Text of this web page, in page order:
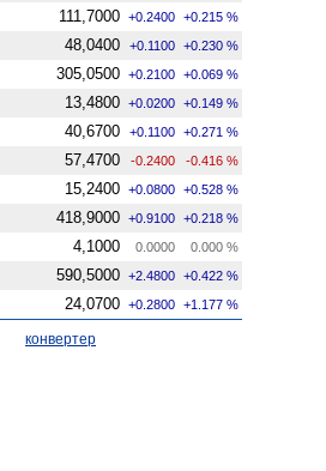
111,7000 +0.2400 +0.215 %
48,0400 +0.1100 +0.230 %
305,0500 +0.2100 +0.069 %
13,4800 +0.0200 +0.149 %
40,6700 +0.1100 +0.271 %
57,4700 -0.2400 -0.416 %
15,2400 +0.0800 +0.528 %
418,9000 +0.9100 +0.218 %
4,1000 0.0000 0.000 %
590,5000 +2.4800 +0.422 %
24,0700 +0.2800 +1.177 %
конвертер